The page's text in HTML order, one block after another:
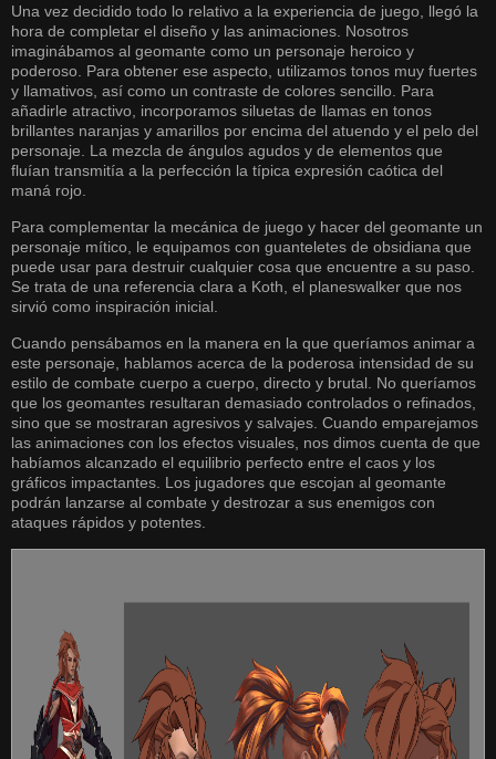
Una vez decidido todo lo relativo a la experiencia de juego, llegó la
hora de completar el diseño y las animaciones. Nosotros
imaginábamos al geomante como un personaje heroico y
poderoso. Para obtener ese aspecto, utilizamos tonos muy fuertes
y llamativos, así como un contraste de colores sencillo. Para
añadirle atractivo, incorporamos siluetas de llamas en tonos
brillantes naranjas y amarillos por encima del atuendo y el pelo del
personaje. La mezcla de ángulos agudos y de elementos que
fluían transmitía a la perfección la típica expresión caótica del
maná rojo.
Para complementar la mecánica de juego y hacer del geomante un
personaje mítico, le equipamos con guanteletes de obsidiana que
puede usar para destruir cualquier cosa que encuentre a su paso.
Se trata de una referencia clara a Koth, el planeswalker que nos
sirvió como inspiración inicial.
Cuando pensábamos en la manera en la que queríamos animar a
este personaje, hablamos acerca de la poderosa intensidad de su
estilo de combate cuerpo a cuerpo, directo y brutal. No queríamos
que los geomantes resultaran demasiado controlados o refinados,
sino que se mostraran agresivos y salvajes. Cuando emparejamos
las animaciones con los efectos visuales, nos dimos cuenta de que
habíamos alcanzado el equilibrio perfecto entre el caos y los
gráficos impactantes. Los jugadores que escojan al geomante
podrán lanzarse al combate y destrozar a sus enemigos con
ataques rápidos y potentes.